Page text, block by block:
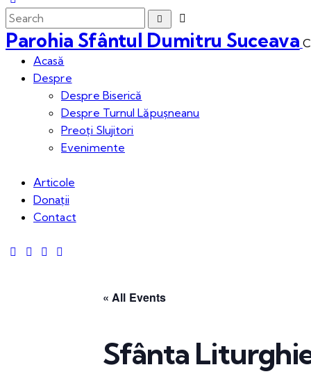
Parohia Sfântul Dumitru Suceava
Acasă
Despre
Despre Biserică
Despre Turnul Lăpușneanu
Preoți Slujitori
Evenimente
Articole
Donații
Contact
« All Events
Sfânta